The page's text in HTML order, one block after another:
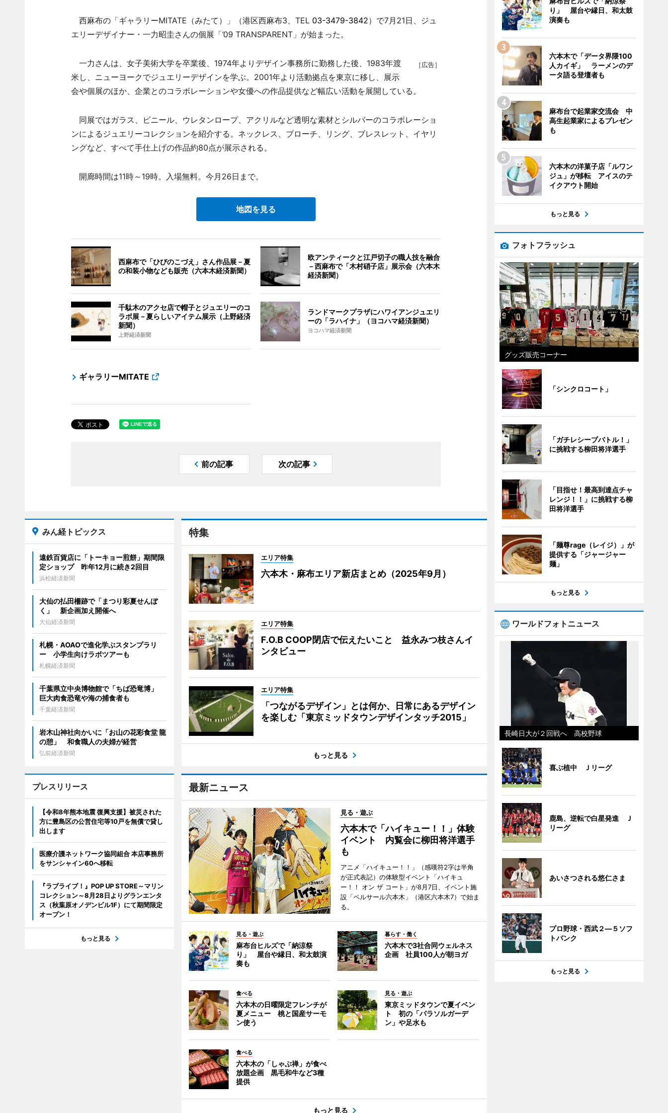
西麻布の「ギャラリーMITATE（みたて）」（港区西麻布3、TEL 03-3479-3842）で7月21日、ジュ
エリーデザイナー・一力昭圭さんの個展「’09 TRANSPARENT」が始まった。
［広告］
一力さんは、女子美術大学を卒業後、1974年よりデザイン事務所に勤務した後、1983年渡
米し、ニューヨークでジュエリーデザインを学ぶ。2001年より活動拠点を東京に移し、展示
会や個展のほか、企業とのコラボレーションや女優への作品提供など幅広い活動を展開している。
同展ではガラス、ビニール、ウレタンロープ、アクリルなど透明な素材とシルバーのコラボレーショ
ンによるジュエリーコレクションを紹介する。ネックレス、ブローチ、リング、ブレスレット、イヤリ
ングなど、すべて手仕上げの作品約80点が展示される。
開廊時間は11時～19時。入場無料。今月26日まで。
地図を見る
西麻布で「ひびのこづえ」さん作品展－夏
の和装小物なども販売（六本木経済新聞）
欧アンティークと江戸切子の職人技を融合
－西麻布で「木村硝子店」展示会（六本木
経済新聞）
千駄木のアクセ店で帽子とジュエリーのコ
ラボ展－夏らしいアイテム展示（上野経済
新聞）
上野経済新聞
ランドマークプラザにハワイアンジュエリ
ーの「ラハイナ」（ヨコハマ経済新聞）
ヨコハマ経済新聞
ギャラリーMITATE
前の記事 次の記事
特集
エリア特集
六本木・麻布エリア新店まとめ（2025年9月）
エリア特集
F.O.B COOP閉店で伝えたいこと 益永みつ枝さんイ
ンタビュー
エリア特集
「つながるデザイン」とは何か、日常にあるデザイン
を楽しむ「東京ミッドタウンデザインタッチ2015」
もっと見る
最新ニュース
見る・遊ぶ
六本木で「ハイキュー！！」体験
イベント 内覧会に柳田将洋選手
も
アニメ「ハイキュー！！」（感嘆符2字は半角
が正式表記）の体験型イベント「ハイキュ
ー！！ オン ザ コート」が8月7日、イベント施
設「ベルサール六本木」（港区六本木7）で始ま
る。
見る・遊ぶ
麻布台ヒルズで「納涼祭
り」 屋台や縁日、和太鼓演
奏も
暮らす・働く
六本木で3社合同ウェルネス
企画 社員100人が朝ヨガ
食べる
六本木の日曜限定フレンチが
夏メニュー 桃と国産サーモ
ン使う
見る・遊ぶ
東京ミッドタウンで夏イベン
ト 初の「パラソルガーデ
ン」や足水も
食べる
六本木の「しゃぶ禅」が食べ
放題企画 黒毛和牛など3種
提供
もっと見る
みん経トピックス
遠鉄百貨店に「トーキョー煎餅」期間限
定ショップ 昨年12月に続き2回目
浜松経済新聞
大仙の払田柵跡で「まつり彩夏せんぼ
く」 新企画加え開催へ
大仙経済新聞
札幌・AOAOで進化学ぶスタンプラリ
ー 小学生向けラボツアーも
札幌経済新聞
千葉県立中央博物館で「ちば恐竜博」
巨大肉食恐竜や海の捕食者も
千葉経済新聞
岩木山神社向かいに「お山の花彩食堂 龍
の憩」 和食職人の夫婦が経営
弘前経済新聞
プレスリリース
【令和8年熊本地震 復興支援】被災された
方に豊島区の公営住宅等10戸を無償で貸し
出します
医療介護ネットワーク協同組合 本店事務所
をサンシャイン60へ移転
『ラブライブ！』POP UP STORE～マリン
コレクション～8月28日よりグランエンタ
ス（秋葉原オノデンビル1F）にて期間限定
オープン！
もっと見る
り」 屋台や縁日、和太鼓
演奏も
六本木で「データ界隈100
人カイギ」 ラーメンのデ
ータ語る登壇者も
麻布台で起業家交流会 中
高生起業家によるプレゼン
も
六本木の洋菓子店「ルワン
ジュ」が移転 アイスのテ
イクアウト開始
もっと見る
フォトフラッシュ
グッズ販売コーナー
「シンクロコート」
「ガチレシーブバトル！」
に挑戦する柳田将洋選手
「目指せ！最高到達点チャ
レンジ！！」に挑戦する柳
田将洋選手
「麺尊rage（レイジ）」が
提供する「ジャージャー
麺」
もっと見る
ワールドフォトニュース
長崎日大が２回戦へ 高校野球
喜ぶ植中 Ｊリーグ
鹿島、逆転で白星発進 Ｊ
リーグ
あいさつされる悠仁さま
プロ野球・西武２―５ソフ
トバンク
もっと見る